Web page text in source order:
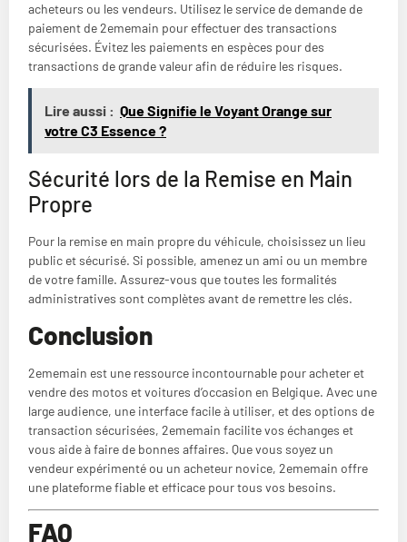
acheteurs ou les vendeurs. Utilisez le service de demande de
paiement de 2ememain pour effectuer des transactions
sécurisées. Évitez les paiements en espèces pour des
transactions de grande valeur afin de réduire les risques.
Lire aussi : Que Signifie le Voyant Orange sur
votre C3 Essence ?
Sécurité lors de la Remise en Main
Propre
Pour la remise en main propre du véhicule, choisissez un lieu
public et sécurisé. Si possible, amenez un ami ou un membre
de votre famille. Assurez-vous que toutes les formalités
administratives sont complètes avant de remettre les clés.
Conclusion
2ememain est une ressource incontournable pour acheter et
vendre des motos et voitures d’occasion en Belgique. Avec une
large audience, une interface facile à utiliser, et des options de
transaction sécurisées, 2ememain facilite vos échanges et
vous aide à faire de bonnes affaires. Que vous soyez un
vendeur expérimenté ou un acheteur novice, 2ememain offre
une plateforme fiable et efficace pour tous vos besoins.
FAQ